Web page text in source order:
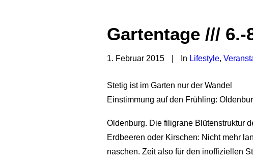
Gartentage /// 6.-
1. Februar 2015 In Lifestyle,
Stetig ist im Garten nur der Wandel
Einstimmung auf den Frühling:
Oldenburg. Die filigrane Blütenstruktur
Erdbeeren oder Kirschen: Nicht mehr
naschen. Zeit also für den inoffiziellen